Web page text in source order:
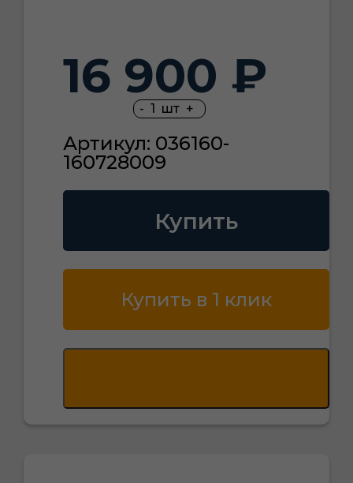
16 900 ₽
- 1 шт +
Артикул: 036160-
160728009
Купить
Купить в 1 клик